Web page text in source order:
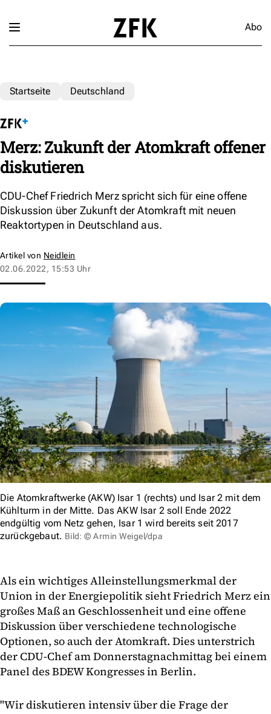
Abo
Startseite Deutschland
Merz: Zukunft der Atomkraft offener
diskutieren
CDU-Chef Friedrich Merz spricht sich für eine offene
Diskussion über Zukunft der Atomkraft mit neuen
Reaktortypen in Deutschland aus.
Artikel von Neidlein
02.06.2022, 15:53 Uhr
Die Atomkraftwerke (AKW) Isar 1 (rechts) und Isar 2 mit dem
Kühlturm in der Mitte. Das AKW Isar 2 soll Ende 2022
endgültig vom Netz gehen, Isar 1 wird bereits seit 2017
zurückgebaut. Bild: © Armin Weigel/dpa
Als ein wichtiges Alleinstellungsmerkmal der
Union in der Energiepolitik sieht Friedrich Merz ein
großes Maß an Geschlossenheit und eine offene
Diskussion über verschiedene technologische
Optionen, so auch der Atomkraft. Dies unterstrich
der CDU-Chef am Donnerstagnachmittag bei einem
Panel des BDEW Kongresses in Berlin.
"Wir diskutieren intensiv über die Frage der